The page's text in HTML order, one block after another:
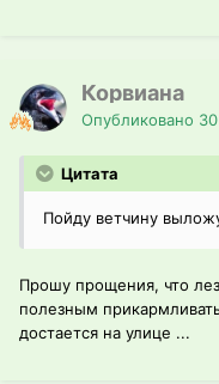
Корвиана
Опубликовано
Цитата
Пойду ветчину
Прошу прощения, что
полезным
достается на улице ...